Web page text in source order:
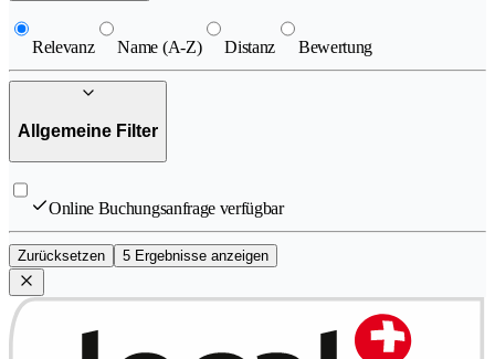
Relevanz Name (A-Z) Distanz Bewertung
Allgemeine Filter
Online Buchungsanfrage verfügbar
Zurücksetzen 5 Ergebnisse anzeigen